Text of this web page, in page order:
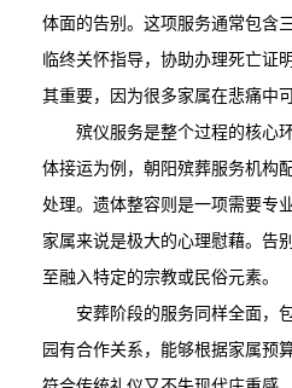
体面的告别。这项服务通常包含
临终关怀指导，协助办理死亡证
其重要，因为很多家属在悲痛中
殡仪服务是整个过程的核心
体接运为例， 朝阳殡葬服务机构
处理。遗体整容则是一项需要专
家属来说是极大的心理慰藉。告
至融入特定的宗教或民俗元素。
安葬阶段的服务同样全面，
园有合作关系，能够根据家属预